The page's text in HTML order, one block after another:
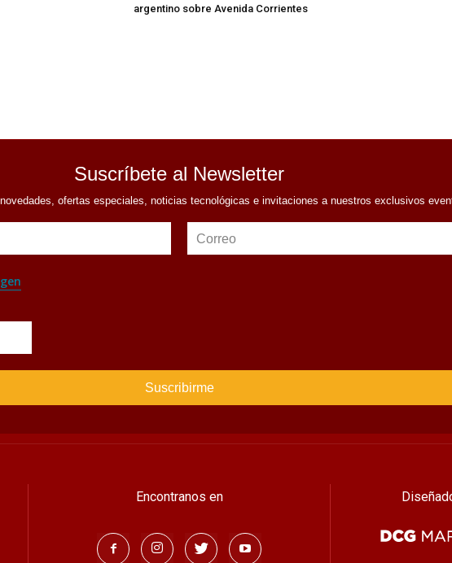
argentino sobre Avenida Corrientes
Suscríbete al Newsletter
ofertas especiales, noticias tecnológicas e invitaciones a nuestros exclusivos
Correo
Encontranos en